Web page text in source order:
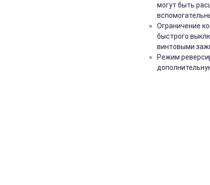
могут быть
Ограничение
быстрого
винтовыми
Режим